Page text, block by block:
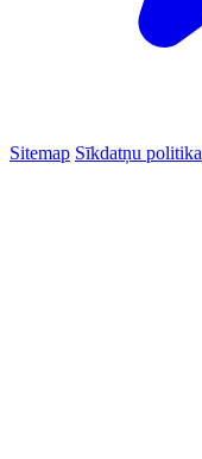
Sitemap Sīkdatņu politika